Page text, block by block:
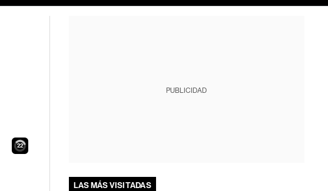
21
PUBLICIDAD
LAS MÁS VISITADAS